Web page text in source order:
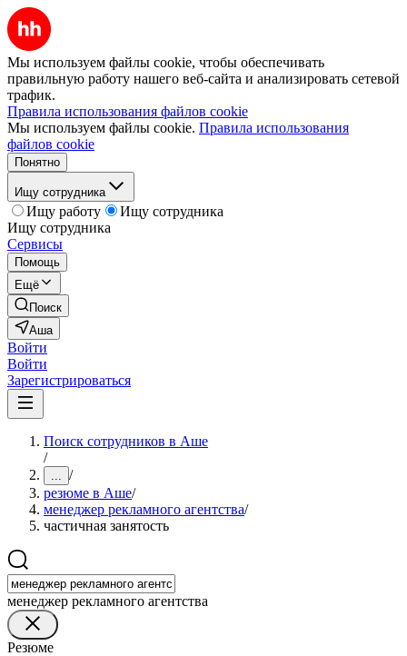
Мы используем файлы cookie, чтобы обеспечивать
правильную работу нашего веб-сайта и анализировать сетевой
трафик.
Правила использования файлов cookie
Мы используем файлы cookie. Правила использования
файлов cookie
Понятно
Ищу сотрудника
Ищу работу
Ищу сотрудника
Ищу сотрудника
Сервисы
Помощь
Ещё
Поиск
Аша
Войти
Войти
Зарегистрироваться
Поиск сотрудников в Аше
/
... /
резюме в Аше/
менеджер рекламного агентства/
частичная занятость
менеджер рекламного агентства
Резюме